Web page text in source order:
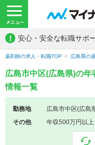
! 安心・安全な転職サポ
薬剤師の求人・転職TOP 広島県の
広島市中区(広島県)の
情報一覧
勤務地
広島市中区(広島
その他
年収500万円以上